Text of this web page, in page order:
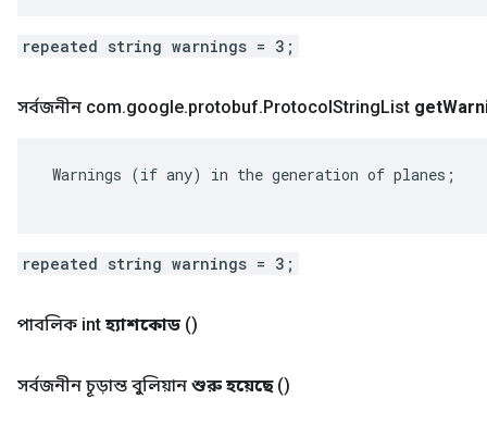
repeated string warnings = 3;
সর্বজনীন com.google.protobuf.ProtocolStringList get
Warnings (if any) in the generation of planes;
repeated string warnings = 3;
পাবলিক int হ্যাশকোড ()
সর্বজনীন চূড়ান্ত বুলিয়ান শুরু হয়েছে ()